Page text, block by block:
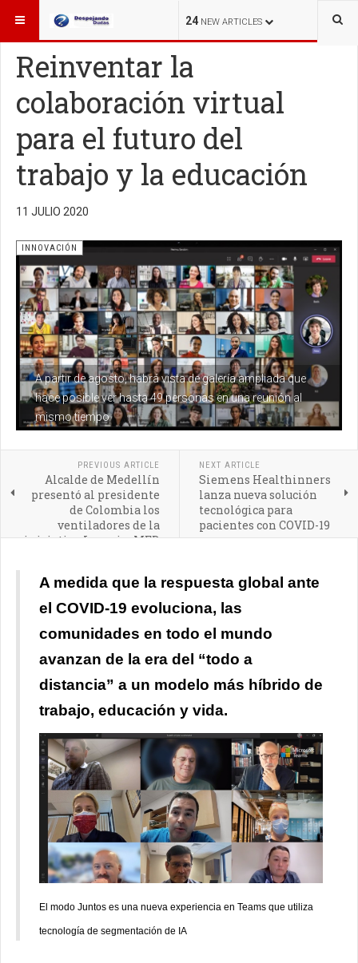
24 NEW ARTICLES
ESTÁ AQUÍ: INNOVACIÓN
Reinventar la
colaboración virtual
para el futuro del
trabajo y la educación
11 JULIO 2020
A partir de agosto, habrá vista de galería ampliada que
hace posible ver hasta 49 personas en una reunión al
mismo tiempo
INNOVACIÓN
PREVIOUS ARTICLE
Alcalde de Medellín
presentó al presidente
de Colombia los
ventiladores de la
iniciativa InnspiraMED
NEXT ARTICLE
Siemens Healthinners
lanza nueva solución
tecnológica para
pacientes con COVID-19
A medida que la respuesta global ante
el COVID-19 evoluciona, las
comunidades en todo el mundo
avanzan de la era del “todo a
distancia” a un modelo más híbrido de
trabajo, educación y vida.
El modo Juntos es una nueva experiencia en Teams que utiliza
tecnología de segmentación de IA